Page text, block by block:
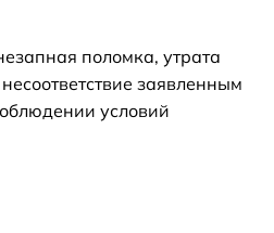
поломка, утрата
заявленным
условий